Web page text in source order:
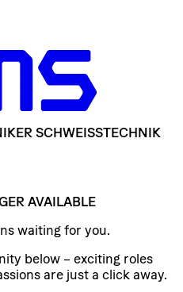
SCHWEISSTECHNIK
AVAILABLE
waiting for you.
below – exciting roles
are just a click away.